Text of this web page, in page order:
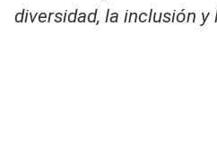
diversidad, la inclusión y